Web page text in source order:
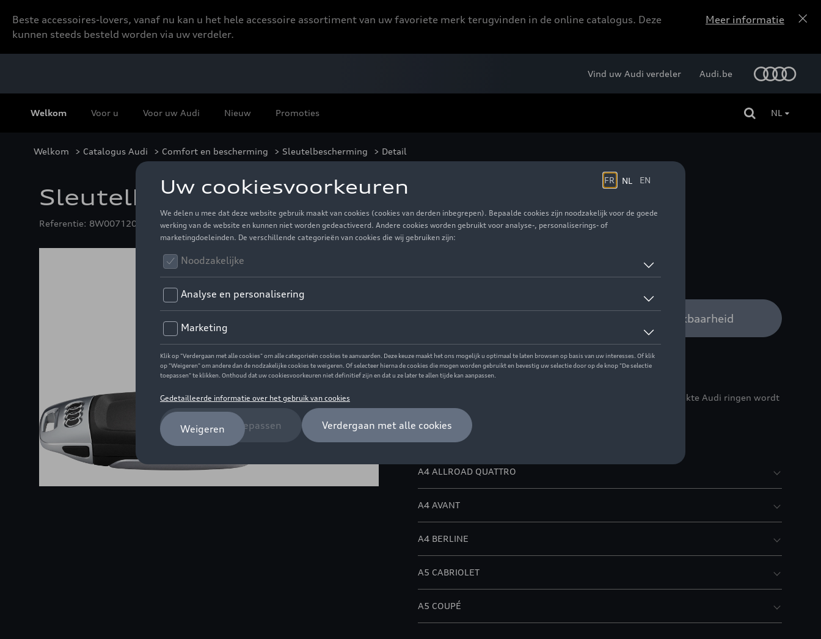
Beste accessoires-lovers, vanaf nu kan u het hele accessoire assortiment van uw favoriete merk terugvinden in de online catalogus. Deze
kunnen steeds besteld worden via uw verdeler.
Meer informatie
Welkom Voor u Voor uw Audi Nieuw Promoties
Vind uw Audi verdeler Audi.be
NL
Welkom > Catalogus Audi > Comfort en bescherming > Sleutelbescherming > Detail
Sleutelhoes met Audi ringen, zilver
Referentie: 8W0071208B Z7G
Contacteer uw Audi verdeler voor beschikbaarheid
Beschrijving
Exclusieve individualisering - de hoogwaardige hoes met bedrukte Audi ringen wordt
met plakband op de originele sleutel bevestigd.
Model(len)
A4 ALLROAD QUATTRO
A4 AVANT
A4 BERLINE
A5 CABRIOLET
A5 COUPÉ